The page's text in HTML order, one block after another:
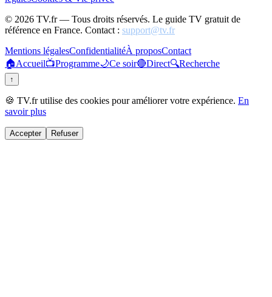
© 2026 TV.fr — Tous droits réservés. Le guide TV gratuit de
référence en France. Contact : support@tv.fr
Mentions légalesConfidentialitéÀ proposContact
🏠Accueil📺Programme🌙Ce soir🔴Direct🔍Recherche
↑
🍪 TV.fr utilise des cookies pour améliorer votre expérience. En
savoir plus
Accepter Refuser